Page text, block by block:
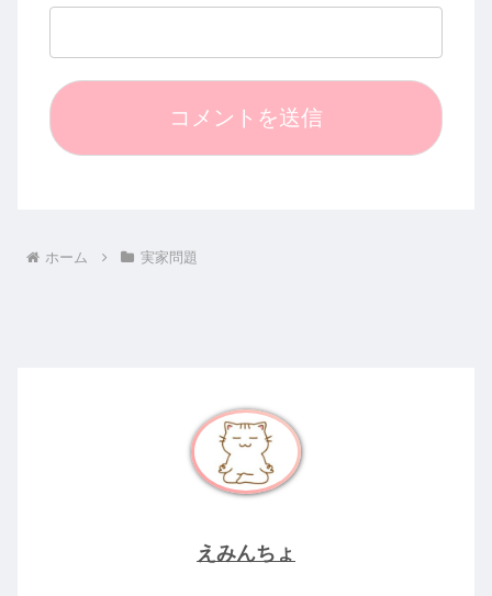
ホーム 実家問題
えみんちょ